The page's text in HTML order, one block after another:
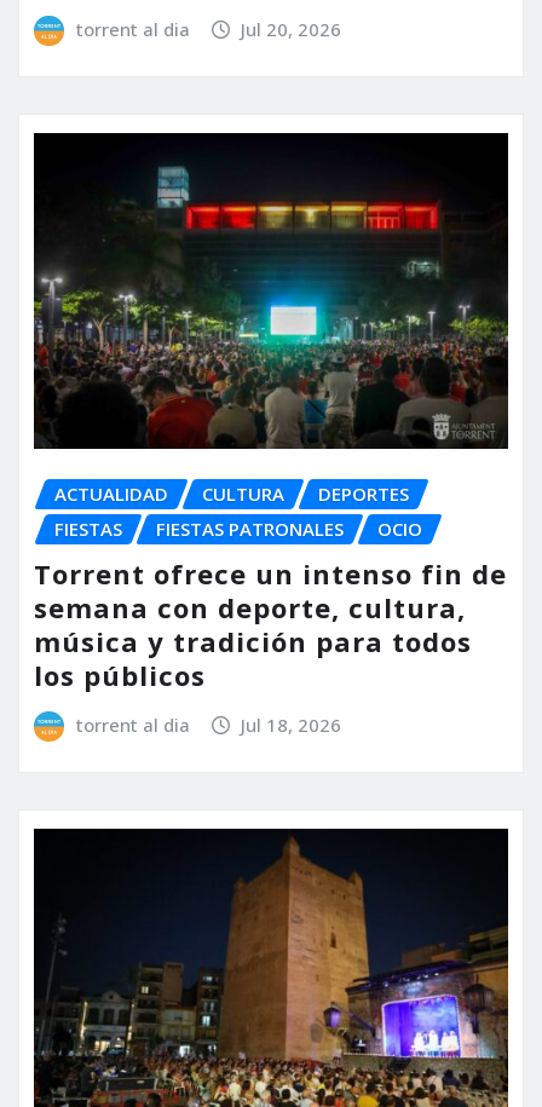
torrent al dia Jul 20, 2026
ACTUALIDAD CULTURA
DEPORTES
FIESTAS
FIESTAS PATRONALES OCIO
Torrent ofrece un intenso fin de
semana con deporte, cultura,
música y tradición para todos
los públicos
torrent al dia Jul 18, 2026